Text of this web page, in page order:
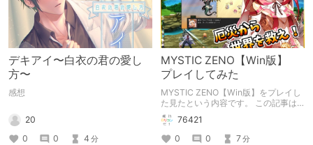
デキアイ〜白衣の君の愛し
方〜
感想
20
0
0 4 分
MYSTIC ZENO【Win版】
プレイしてみた
MYSTIC ZENO【Win版】をプレイし
た見たという内容です。 この記事は
通常のクリエイターズ記事です。
76421
0
0 7分